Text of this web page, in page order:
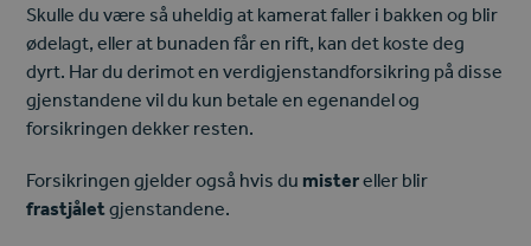
Skulle du være så uheldig at kamerat faller i bakken og blir
ødelagt, ellerat bunaden får en rift, kan det koste deg
dyrt. Har du derimot en verdigjenstandforsikring på disse
gjenstandenevil du kun betale en egenandel og
forsikringen dekker resten.
Forsikringen gjelder også hvis du mistereller blir
frastjåletgjenstandene.